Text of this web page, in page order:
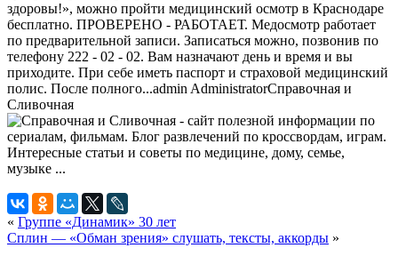
здоровы!», можно пройти медицинский осмотр в Краснодаре
бесплатно. ПРОВЕРЕНО - РАБОТАЕТ. Медосмотр работает
по предварительной записи. Записаться можно, позвонив по
телефону 222 - 02 - 02. Вам назначают день и время и вы
приходите. При себе иметь паспорт и страховой медицинский
полис. После полного...admin AdministratorСправочная и
Сливочная
« Группе «Динамик» 30 лет
Сплин — «Обман зрения» слушать, тексты, аккорды »